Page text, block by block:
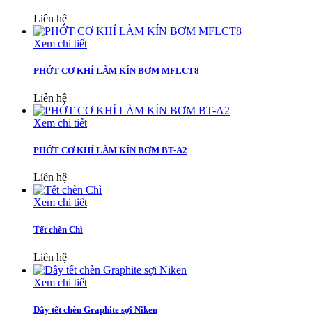
Liên hệ
Xem chi tiết
PHỚT CƠ KHÍ LÀM KÍN BƠM MFLCT8
Liên hệ
Xem chi tiết
PHỚT CƠ KHÍ LÀM KÍN BƠM BT-A2
Liên hệ
Xem chi tiết
Tết chèn Chì
Liên hệ
Xem chi tiết
Dây tết chèn Graphite sợi Niken